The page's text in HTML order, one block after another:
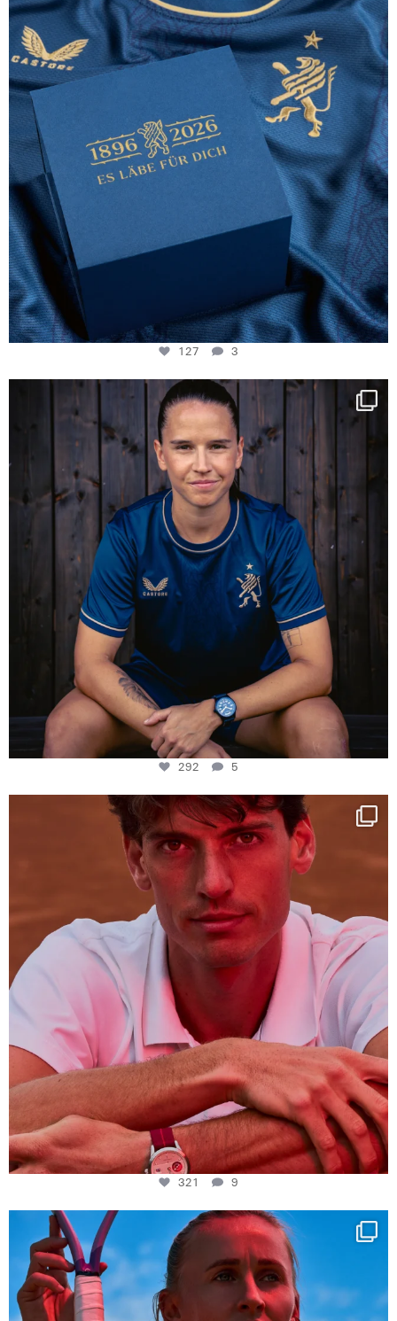
127
3
127 3
NIE USENAND GAH
Some anniversaries
292
5
292 5
One last dance at home
This week at...
321
9
321 9
Determination, elegance and Swiss precision —
442
14